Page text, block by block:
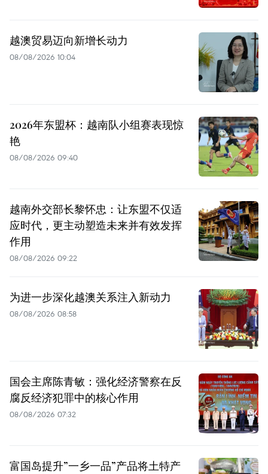
越澳贸易迈向新增长动力
08/08/2026 10:04
2026年东盟杯：越南队小组赛表现惊
艳
08/08/2026 09:40
越南外交部长黎怀忠：让东盟不仅适
应时代，更主动塑造未来并有效发挥
作用
08/08/2026 09:22
为进一步深化越澳关系注入新动力
08/08/2026 08:58
国会主席陈青敏：强化经济警察在反
腐反经济犯罪中的核心作用
08/08/2026 07:32
富国岛提升”一乡一品”产品将土特产